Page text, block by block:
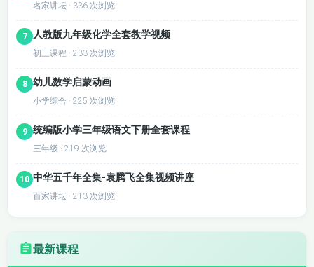
名家讲坛 · 336 次浏览
7 人教版九年级化学全套教学视频
初三课程 · 233 次浏览
8 幼儿数学启蒙动画
小学综合 · 225 次浏览
9 统编版小学三年级语文下册全套课程
三年级 · 219 次浏览
10 中华五千年全集-袁腾飞全集视频讲座
百家讲坛 · 213 次浏览
最新课程